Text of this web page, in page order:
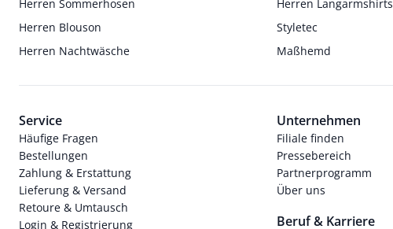
Herren Sommerhosen
Herren Langarmshirts
Herren Blouson
Styletec
Herren Nachtwäsche
Maßhemd
Service
Häufige Fragen
Bestellungen
Zahlung & Erstattung
Lieferung & Versand
Retoure & Umtausch
Login & Registrierung
Unternehmen
Filiale finden
Pressebereich
Partnerprogramm
Über uns
Beruf & Karriere